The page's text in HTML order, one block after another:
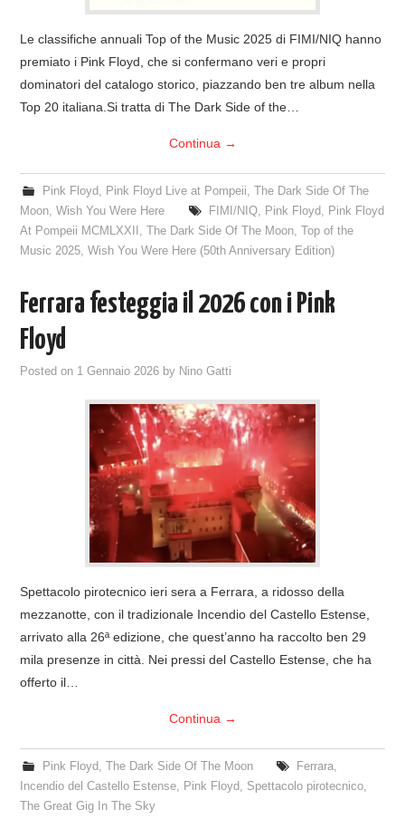
Le classifiche annuali Top of the Music 2025 di FIMI/NIQ hanno
premiato i Pink Floyd, che si confermano veri e propri
dominatori del catalogo storico, piazzando ben tre album nella
Top 20 italiana.Si tratta di The Dark Side of the…
Continua →
Pink Floyd, Pink Floyd Live at Pompeii, The Dark Side Of The
Moon,Wish You Were Here FIMI/NIQ, Pink Floyd, Pink Floyd
At Pompeii MCMLXXII ,The Dark Side Of The Moon,Top of the
Music 2025,Wish You Were Here (50th Anniversary Edition)
Ferrara festeggia il 2026 con i Pink
Floyd
Posted on 1 Gennaio 2026 by Nino Gatti
Spettacolo pirotecnico ieri sera a Ferrara, a ridosso della
mezzanotte, con il tradizionale Incendio del Castello Estense,
arrivato alla 26ª edizione, che quest’anno ha raccolto ben 29
mila presenze in città. Nei pressi del Castello Estense, che ha
offerto il…
Continua →
Pink Floyd, The Dark Side Of The Moon Ferrara,
Incendio del Castello Estense, Pink Floyd, Spettacolo pirotecnico,
The Great Gig In The Sky